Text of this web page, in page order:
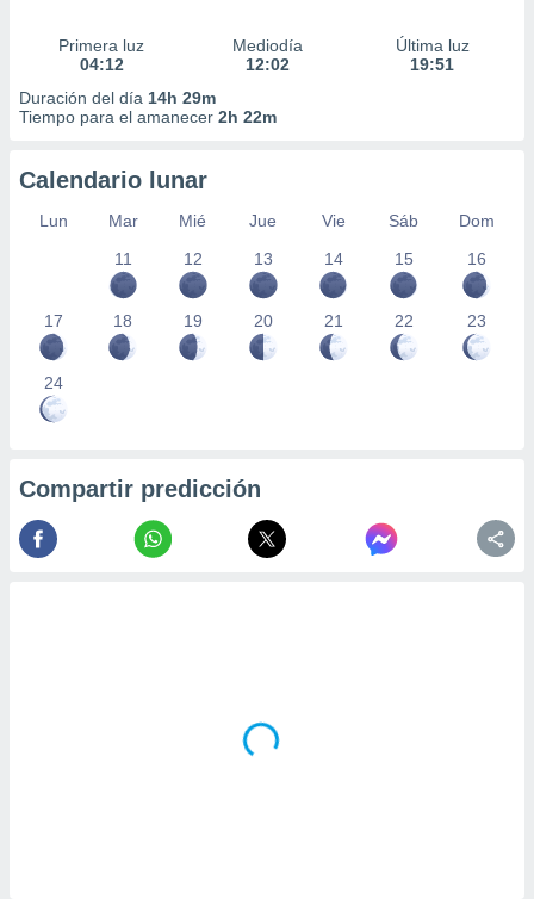
Primera luz
04:12
Mediodía
12:02
Última luz
19:51
Duración del día 14h 29m
Tiempo para el amanecer 2h 22m
Calendario lunar
Lun Mar Mié Jue Vie Sáb
Dom
11
12 13 14 15 16
17 18 19 20 21 22 23
24
Compartir predicción